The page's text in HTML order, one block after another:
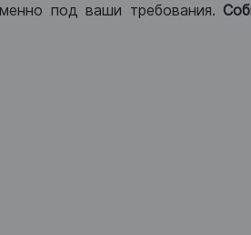
под ваши требования.